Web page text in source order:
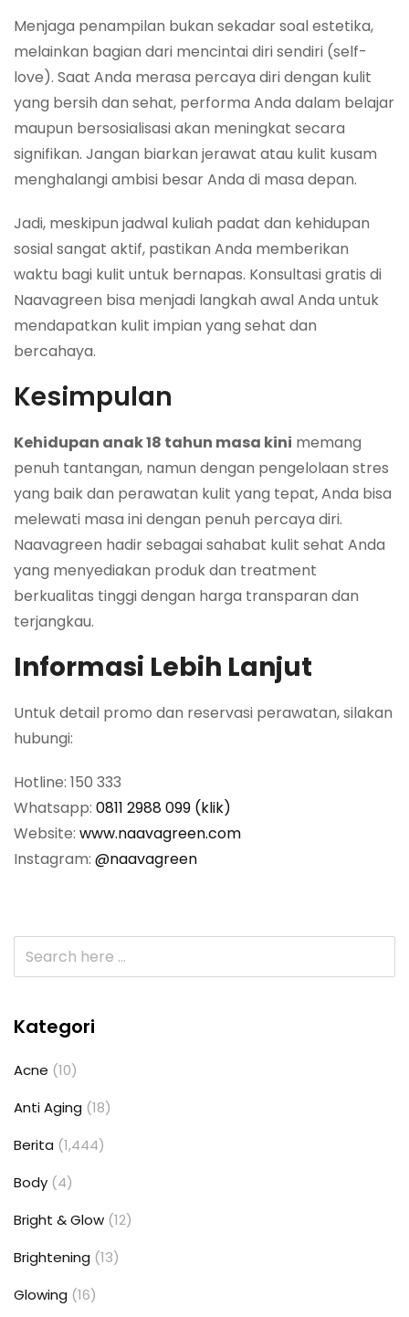
Menjaga penampilan bukan sekadar soal estetika,
melainkan bagian dari mencintai diri sendiri (self-
love). Saat Anda merasa percaya diri dengan kulit
yang bersih dan sehat, performa Anda dalam belajar
maupun bersosialisasi akan meningkat secara
signifikan. Jangan biarkan jerawat atau kulit kusam
menghalangi ambisi besar Anda di masa depan.
Jadi, meskipun jadwal kuliah padat dan kehidupan
sosial sangat aktif, pastikan Anda memberikan
waktu bagi kulit untuk bernapas. Konsultasi gratis di
Naavagreen bisa menjadi langkah awal Anda untuk
mendapatkan kulit impian yang sehat dan
bercahaya.
Kesimpulan
Kehidupan anak 18 tahun masa kini memang
penuh tantangan, namun dengan pengelolaan stres
yang baik dan perawatan kulit yang tepat, Anda bisa
melewati masa ini dengan penuh percaya diri.
Naavagreen hadir sebagai sahabat kulit sehat Anda
yang menyediakan produk dan treatment
berkualitas tinggi dengan harga transparan dan
terjangkau.
Informasi Lebih Lanjut
Untuk detail promo dan reservasi perawatan, silakan
hubungi:
Hotline: 150 333
Whatsapp: 0811 2988 099 (klik)
Website: www.naavagreen.com
Instagram: @naavagreen
Kategori
Acne (10)
Anti Aging (18)
Berita (1,444)
Body (4)
Bright & Glow (12)
Brightening (13)
Glowing (16)